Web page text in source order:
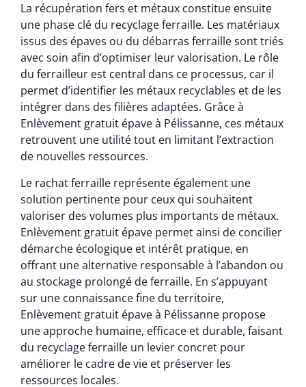
La récupération fers et métaux constitue ensuite
une phase clé du recyclage ferraille. Les matériaux
issus des épaves ou du débarras ferraille sont triés
avec soin afin d’optimiser leur valorisation. Le rôle
du ferrailleur est central dans ce processus, car il
permet d’identifier les métaux recyclables et de les
intégrer dans des filières adaptées. Grâce à
Enlèvement gratuit épave à Pélissanne, ces métaux
retrouvent une utilité tout en limitant l’extraction
de nouvelles ressources.
Le rachat ferraille représente également une
solution pertinente pour ceux qui souhaitent
valoriser des volumes plus importants de métaux.
Enlèvement gratuit épave permet ainsi de concilier
démarche écologique et intérêt pratique, en
offrant une alternative responsable à l’abandon ou
au stockage prolongé de ferraille. En s’appuyant
sur une connaissance fine du territoire,
Enlèvement gratuit épave à Pélissanne propose
une approche humaine, efficace et durable, faisant
du recyclage ferraille un levier concret pour
améliorer le cadre de vie et préserver les
ressources locales.